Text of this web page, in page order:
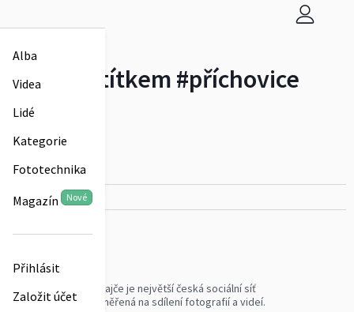
Alba
Videa
Lidé
Kategorie
Fototechnika
Magazín Nové
Přihlásit
Založit účet
Alba se štítkem #příchovice
Sdílet
Nová
Rajče je největší česká sociální síť
zaměřená na sdílení fotografií a videí.